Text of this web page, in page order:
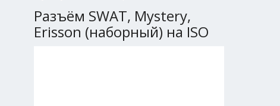
Разъём SWAT, Mystery,
Erisson (наборный) на ISO